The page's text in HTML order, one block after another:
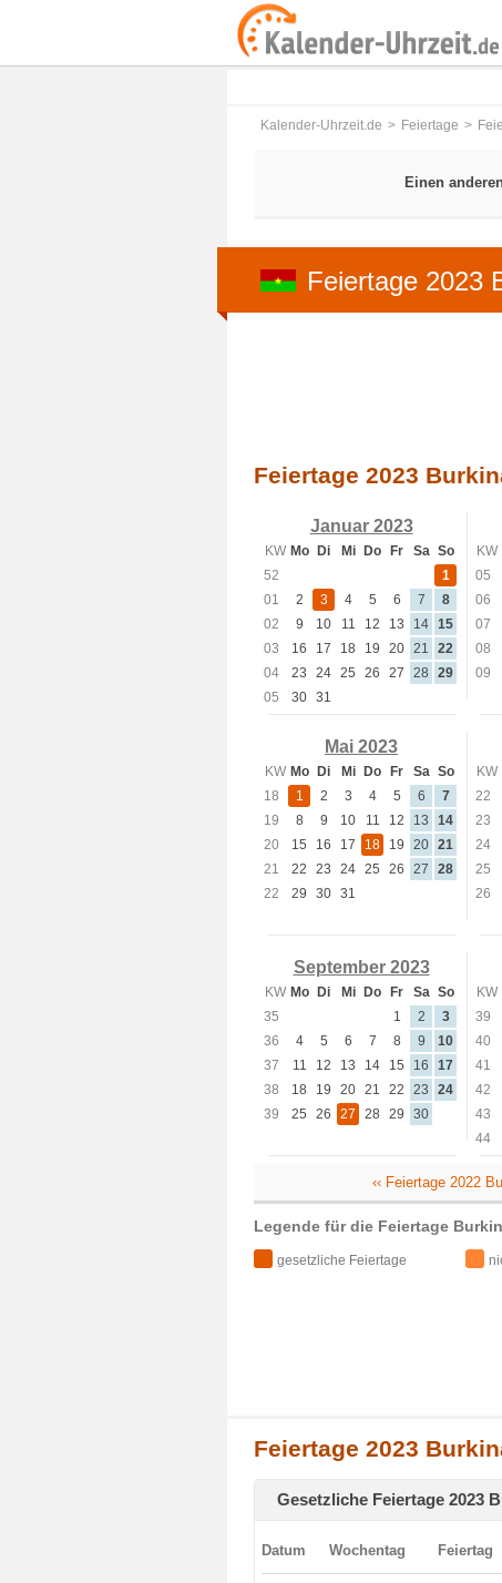
Kalender-Uhrzeit.de Feiertage
Einen
Feiertage 2023
Feiertage 2023
Januar 2023
KW Mo Di Mi Do Fr Sa So
52
1
01
2 3 4 5 6 7
8
02
9 10 11 12 13 14 15
03
16 17 18 19 20 21
22
04
23 24 25 26 27 28
29
05
30 31
KW
05
06
07
08
09
Mai 2023
KW Mo Di Mi Do Fr Sa So
18
1 2 3 4 5 6
7
19
8 9 10 11 12 13
14
20
15 16 17 18 19 20 21
21
22 23 24 25 26 27
28
22
29 30 31
KW
22
23
24
25
26
September 2023
KW Mo Di Mi Do Fr Sa So
35
1 2
3
36
4 5 6 7 8 9
10
37
11 12 13 14 15 16
17
38
18 19 20 21 22 23
24
39
25 26 27 28 29 30
KW
39
40
41
42
43
44
‹‹ Feiertage 2022
Legende für die Feiertage
gesetzliche Feiertage
Feiertage 2023
Gesetzliche Feiertage 2023
Datum Wochentag Feiertag